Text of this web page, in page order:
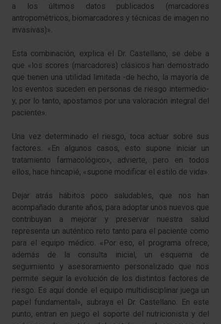
a los últimos datos publicados (marcadores
antropométricos, biomarcadores y técnicas de imagen no
invasivas)».
Esta combinación, explica el Dr. Castellano, se debe a
que «los scores (marcadores) clásicos han demostrado
que tienen una utilidad limitada -de hecho, la mayoría de
los eventos suceden en personas de riesgo intermedio-
y, por lo tanto, apostamos por una valoración integral del
paciente».
Una vez determinado el riesgo, toca actuar sobre sus
factores. «En algunos casos, esto supone iniciar un
tratamiento farmacológico», advierte, pero en todos
ellos, hace hincapié, «supone modificar el estilo de vida».
Dejar atrás hábitos poco saludables, que nos han
acompañado durante años, para adoptar unos nuevos que
contribuyan a mejorar y preservar nuestra salud
representa un auténtico reto tanto para el paciente como
para el equipo médico. «Por eso, el programa ofrece,
además de la consulta inicial, un esquema de
seguimiento y asesoramiento personalizado que nos
permite seguir la evolución de los distintos factores de
riesgo. Es aquí donde el equipo multidisciplinar juega un
papel fundamental», subraya el Dr. Castellano. En este
punto, entran en juego el soporte del nutricionista y del